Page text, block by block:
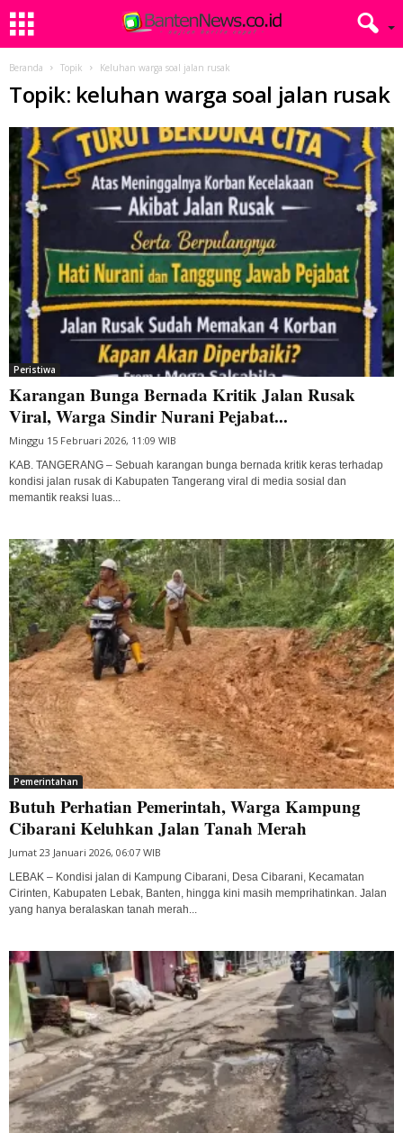
Beranda Topik Keluhan warga soal jalan rusak
Topik: keluhan warga soal jalan rusak
Peristiwa
Karangan Bunga Bernada Kritik Jalan Rusak
Viral, Warga Sindir Nurani Pejabat...
Minggu 15 Februari 2026, 11:09 WIB
KAB. TANGERANG – Sebuah karangan bunga bernada kritik keras terhadap
kondisi jalan rusak di Kabupaten Tangerang viral di media sosial dan
memantik reaksi luas...
Pemerintahan
Butuh Perhatian Pemerintah, Warga Kampung
Cibarani Keluhkan Jalan Tanah Merah
Jumat 23 Januari 2026, 06:07 WIB
LEBAK – Kondisi jalan di Kampung Cibarani, Desa Cibarani, Kecamatan
Cirinten, Kabupaten Lebak, Banten, hingga kini masih memprihatinkan. Jalan
yang hanya beralaskan tanah merah...